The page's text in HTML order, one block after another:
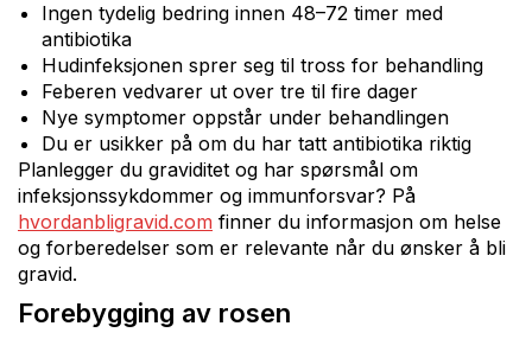
Ingen tydelig bedring innen 48–72 timer med
antibiotika
Hudinfeksjonen sprer seg til tross for behandling
Feberen vedvarer ut over tre til fire dager
Nye symptomer oppstår under behandlingen
Du er usikker på om du har tatt antibiotika riktig
Planlegger du graviditet og har spørsmål om
infeksjonssykdommer og immunforsvar? På
hvordanbligravid.com finner du informasjon om helse
og forberedelser som er relevante når du ønsker å bli
gravid.
Forebygging av rosen